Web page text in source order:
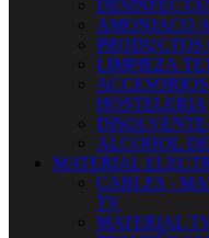
AMONIACO
LIMPIEZA
HOSTELERIA
ALCOHOL
MATERIAL
CABLES -
TV
MATERIAL